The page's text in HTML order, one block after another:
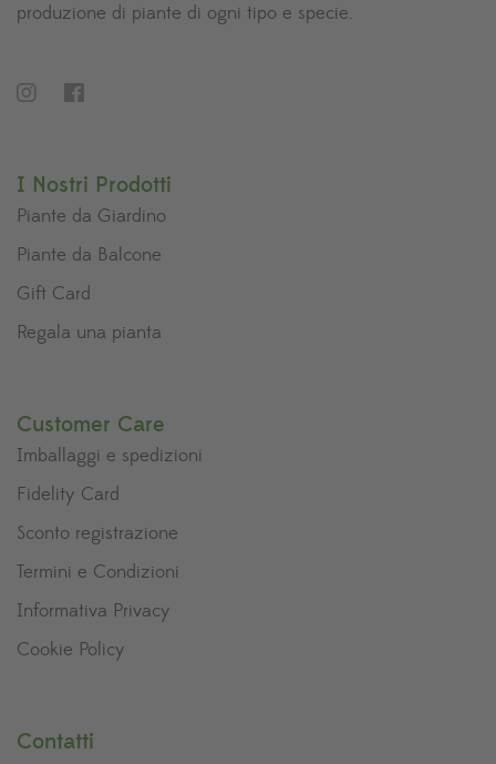
produzione di piante di ogni tipo e specie.
I Nostri Prodotti
Piante da Giardino
Piante da Balcone
Gift Card
Regala una pianta
Customer Care
Imballaggi e spedizioni
Fidelity Card
Sconto registrazione
Termini e Condizioni
Informativa Privacy
Cookie Policy
Contatti